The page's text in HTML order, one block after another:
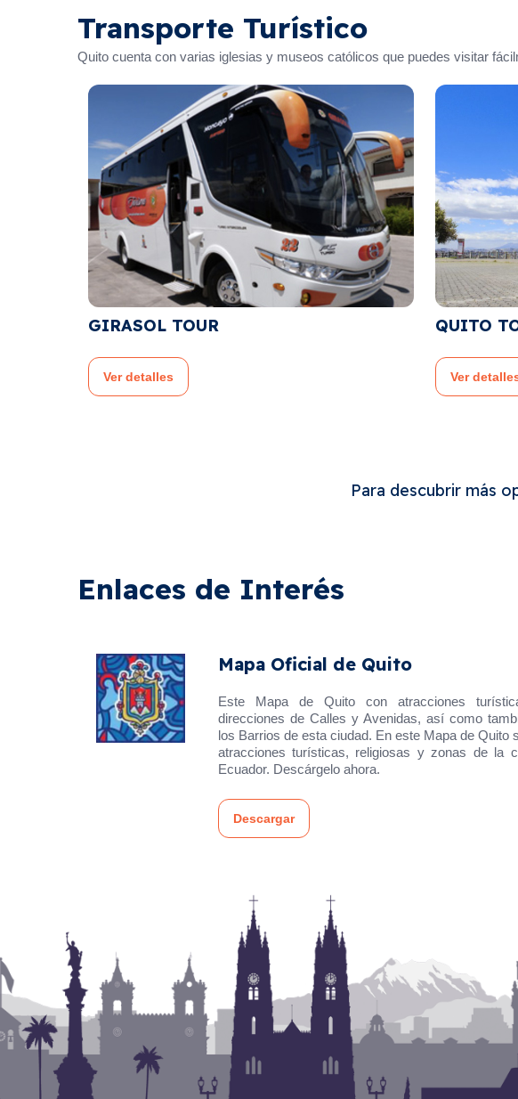
Transporte Turístico
Quito cuenta con varias iglesias y museos católicos que puedes visitar
Para descubrir más
Enlaces de Interés
Mapa Oficial de Quito
Este Mapa de Quito con atracciones
direcciones de Calles y Avenidas, así como
los Barrios de esta ciudad. En este Mapa de Quito
atracciones turísticas, religiosas y zonas de la
Ecuador. Descárgelo ahora.
Descargar